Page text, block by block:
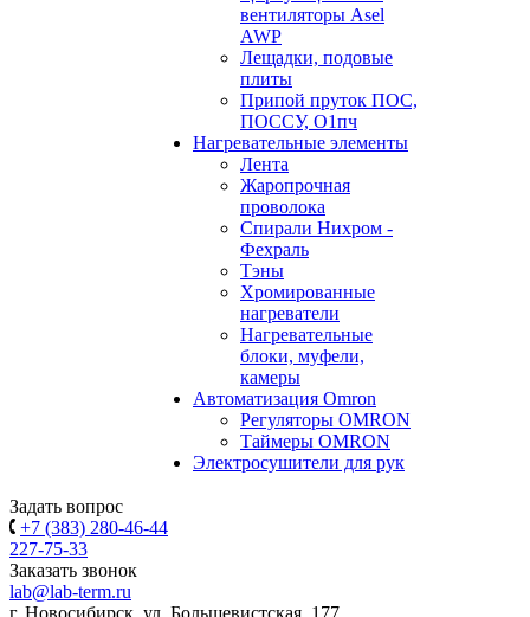
вентиляторы Asel
AWP
Лещадки, подовые
плиты
Припой пруток ПОС,
ПОССУ, О1пч
Нагревательные элементы
Лента
Жаропрочная
проволока
Спирали Нихром -
Фехраль
Тэны
Хромированные
нагреватели
Нагревательные
блоки, муфели,
камеры
Автоматизация Omron
Регуляторы OMRON
Таймеры OMRON
Электросушители для рук
Задать вопрос
+7 (383) 280-46-44
227-75-33
Заказать звонок
lab@lab-term.ru
г. Новосибирск, ул. Большевистская, 177